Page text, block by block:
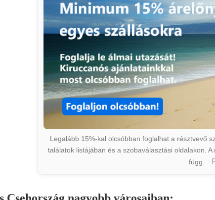
Legalább 15%-kal olcsóbban foglalhat a résztvevő
találatok listájában és a szobaválasztási oldalakon.
függ.